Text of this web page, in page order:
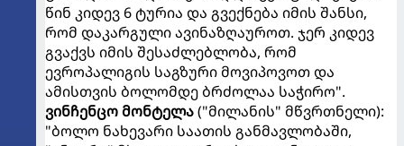
წინ კიდევ 6 ტურია და გვექნება იმის შანსი,
რომ დაკარგული ავინაზღაუროთ. ჯერ კიდევ
გვაქვს იმის შესაძლებლობა, რომ
ევროპალიგის საგზური მოვიპოვოთ და
ამისთვის ბოლომდე ბრძოლაა საჭირო".
ვინჩენცო მონტელა("მილანის" მწვრთნელი):
"ბოლო ნახევარი საათის განმავლობაში,